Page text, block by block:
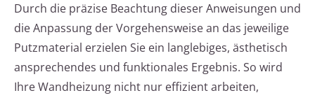
Durch die präzise Beachtung dieser Anweisungen und
die Anpassung der Vorgehensweise an das jeweilige
Putzmaterial erzielen Sie ein langlebiges, ästhetisch
ansprechendes und funktionales Ergebnis. So wird
Ihre Wandheizung nicht nur effizient arbeiten,